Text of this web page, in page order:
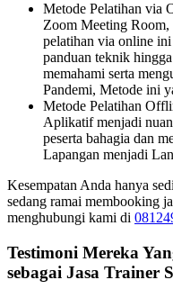
Metode Pelatihan via
Zoom Meeting Room,
pelatihan via online
panduan teknik
memahami serta
Pandemi, Metode ini
Metode Pelatihan
Aplikatif menjadi
peserta bahagia dan
Lapangan menjadi
Kesempatan Anda hanya
sedang ramai membooking
menghubungi kami di
Testimoni Mereka
sebagai Jasa Trainer